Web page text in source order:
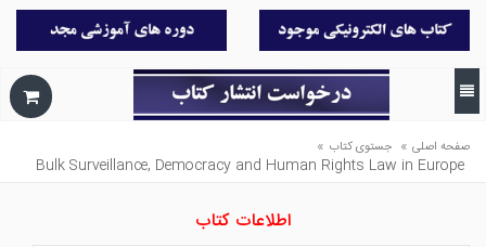
صفحه اصلی » جستوی کتاب »
Bulk Surveillance, Democracy and Human Rights Law in Europe
اطلاعات کتاب